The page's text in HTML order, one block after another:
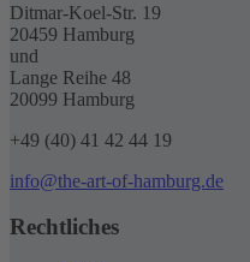
Ditmar-Koel-Str. 19
20459 Hamburg
und
Lange Reihe 48
20099 Hamburg
+49 (40) 41 42 44 19
info@the-art-of-hamburg.de
Rechtliches